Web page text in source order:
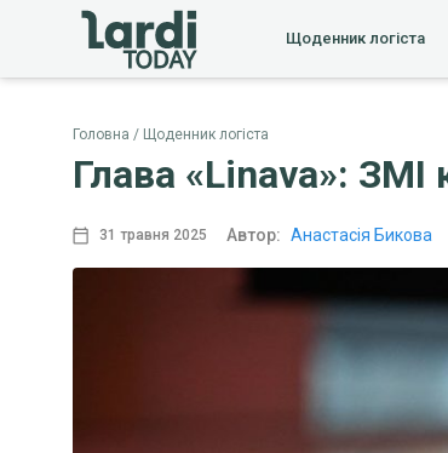
Щоденник логіста
Головна Щоденник логіста
Глава «Linava»: ЗМІ
31 травня 2025 Автор: Анастасія Бикова